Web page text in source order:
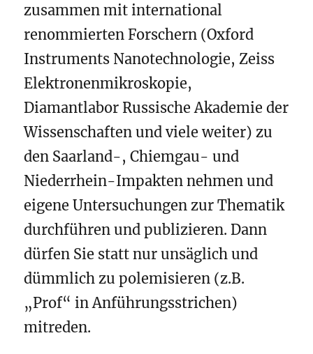
zusammen mit international
renommierten Forschern (Oxford
Instruments Nanotechnologie, Zeiss
Elektronenmikroskopie,
Diamantlabor Russische Akademie der
Wissenschaften und viele weiter) zu
den Saarland-, Chiemgau- und
Niederrhein-Impakten nehmen und
eigene Untersuchungen zur Thematik
durchführen und publizieren. Dann
dürfen Sie statt nur unsäglich und
dümmlich zu polemisieren (z.B.
„Prof“ in Anführungsstrichen)
mitreden.